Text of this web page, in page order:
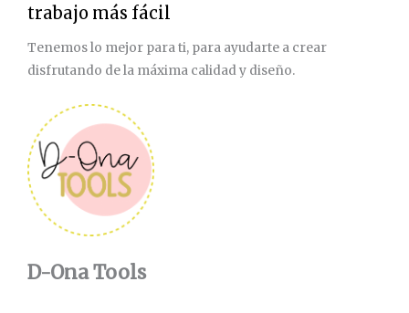
trabajo más fácil
Tenemos lo mejor para ti, para ayudarte a crear
disfrutando de la máxima calidad y diseño.
D-Ona Tools